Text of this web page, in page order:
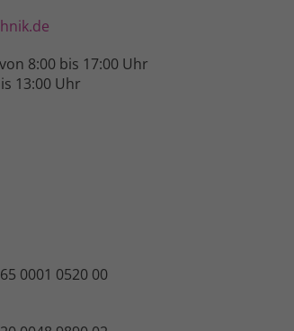
8:00 bis 17:00 Uhr
13:00 Uhr
0001 0520 00